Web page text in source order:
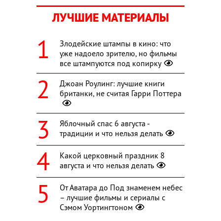
ЛУЧШИЕ МАТЕРИАЛЫ
Злодейские штампы в кино: что
уже надоело зрителю, но фильмы
все штампуются под копирку
Джоан Роулинг: лучшие книги
британки, не считая Гарри Поттера
Яблочный спас 6 августа -
традиции и что нельзя делать
Какой церковный праздник 8
августа и что нельзя делать
От Аватара до Под знаменем небес
– лучшие фильмы и сериалы с
Сэмом Уортингтоном